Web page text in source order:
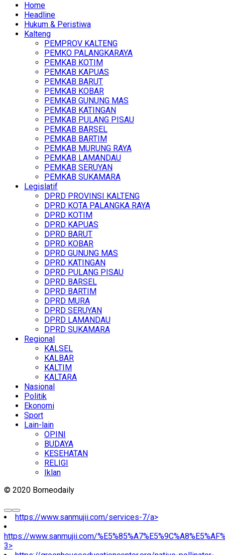
Home
Headline
Hukum & Peristiwa
Kalteng
PEMPROV KALTENG
PEMKO PALANGKARAYA
PEMKAB KOTIM
PEMKAB KAPUAS
PEMKAB BARUT
PEMKAB KOBAR
PEMKAB GUNUNG MAS
PEMKAB KATINGAN
PEMKAB PULANG PISAU
PEMKAB BARSEL
PEMKAB BARTIM
PEMKAB MURUNG RAYA
PEMKAB LAMANDAU
PEMKAB SERUYAN
PEMKAB SUKAMARA
Legislatif
DPRD PROVINSI KALTENG
DPRD KOTA PALANGKA RAYA
DPRD KOTIM
DPRD KAPUAS
DPRD BARUT
DPRD KOBAR
DPRD GUNUNG MAS
DPRD KATINGAN
DPRD PULANG PISAU
DPRD BARSEL
DPRD BARTIM
DPRD MURA
DPRD SERUYAN
DPRD LAMANDAU
DPRD SUKAMARA
Regional
KALSEL
KALBAR
KALTIM
KALTARA
Nasional
Politik
Ekonomi
Sport
Lain-lain
OPINI
BUDAYA
KESEHATAN
RELIGI
Iklan
© 2020 Borneodaily
https://www.sanmujii.com/services-7/a>
https://www.sanmujii.com/
3>